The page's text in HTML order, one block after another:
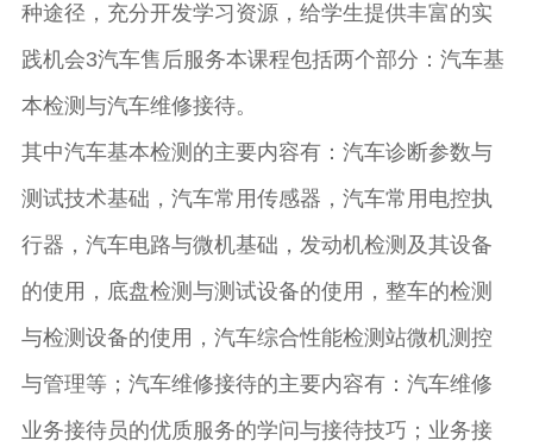
种途径，充分开发学习资源，给学生提供丰富的实
践机会3汽车售后服务本课程包括两个部分：汽车基
本检测与汽车维修接待。
其中汽车基本检测的主要内容有：汽车诊断参数与
测试技术基础，汽车常用传感器，汽车常用电控执
行器，汽车电路与微机基础，发动机检测及其设备
的使用，底盘检测与测试设备的使用，整车的检测
与检测设备的使用，汽车综合性能检测站微机测控
与管理等；汽车维修接待的主要内容有：汽车维修
业务接待员的优质服务的学问与接待技巧；业务接